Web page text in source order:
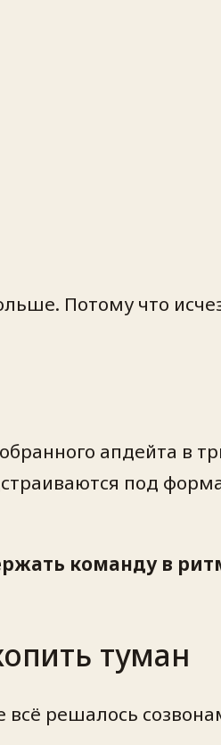
Потому что
апдейта в
под
команду в
туман
решалось